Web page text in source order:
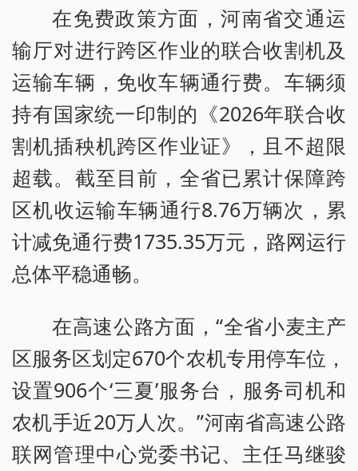
在免费政策方面，河南省交通运
输厅对进行跨区作业的联合收割机及
运输车辆，免收车辆通行费。车辆须
持有国家统一印制的《2026年联合收
割机插秧机跨区作业证》，且不超限
超载。截至目前，全省已累计保障跨
区机收运输车辆通行8.76万辆次，累
计减免通行费1735.35万元，路网运行
总体平稳通畅。
在高速公路方面，“全省小麦主产
区服务区划定670个农机专用停车位，
设置906个‘三夏’服务台，服务司机和
农机手近20万人次。”河南省高速公路
联网管理中心党委书记、主任马继骏